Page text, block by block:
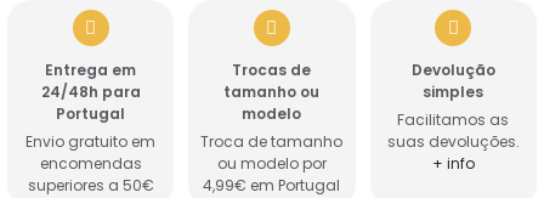
Entrega em
24/48h para
Portugal
Envio gratuito em
encomendas
superiores a 50€
Trocas de
tamanho ou
modelo
Troca de tamanho
ou modelo por
4,99€ em Portugal
Devolução
simples
Facilitamos as
suas devoluções.
+ info